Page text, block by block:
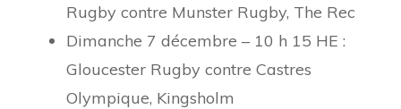
Rugby contre Munster Rugby, The Rec
Dimanche 7 décembre – 10 h 15 HE :
Gloucester Rugby contre Castres
Olympique, Kingsholm